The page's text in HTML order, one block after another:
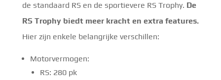
de standaard RS en de sportievere RS Trophy. De
RS Trophy biedt meer kracht en extra features.
Hier zijn enkele belangrijke verschillen:
Motorvermogen:
RS: 280 pk